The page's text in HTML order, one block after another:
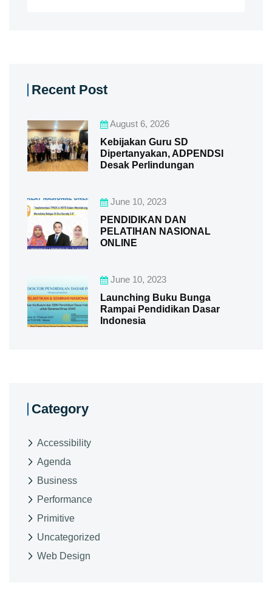
Recent Post
August 6, 2026
Kebijakan Guru SD
Dipertanyakan, ADPENDSI
Desak Perlindungan
June 10, 2023
PENDIDIKAN DAN
PELATIHAN NASIONAL
ONLINE
June 10, 2023
Launching Buku Bunga
Rampai Pendidikan Dasar
Indonesia
Category
Accessibility
Agenda
Business
Performance
Primitive
Uncategorized
Web Design